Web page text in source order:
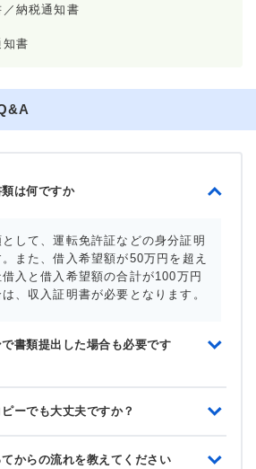
納税通知書
知書
は何ですか
して、運転免許証などの身分証明
また、借入希望額が50万円を超え
入と借入希望額の合計が100万円
、収入証明書が必要となります。
書類提出した場合も必要です
ーでも大丈夫ですか？
からの流れを教えてください